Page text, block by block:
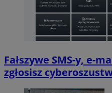
Fałszywe SMS-y, e-
zgłosisz